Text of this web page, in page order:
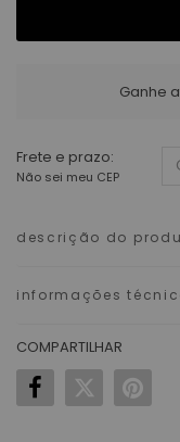
Ganhe
Frete e prazo:
Não sei meu CEP
descrição do
informações
COMPARTILHAR